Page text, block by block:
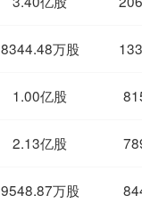
8344.48万股
1.00亿股
2.13亿股
9548.87万股